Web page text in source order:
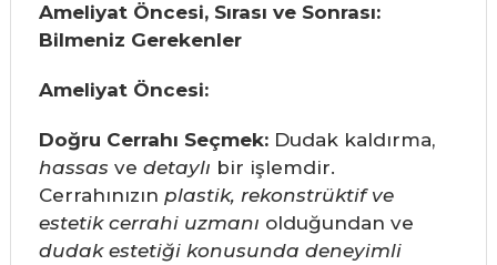
Ameliyat Öncesi, Sırası ve Sonrası:
Bilmeniz Gerekenler
Ameliyat Öncesi:
Doğru Cerrahı Seçmek:Dudak kaldırma,
hassas ve detaylı bir işlemdir.
Cerrahınızın plastik, rekonstrüktif ve
estetik cerrahi uzmanı olduğundan ve
dudak estetiği konusunda deneyimli